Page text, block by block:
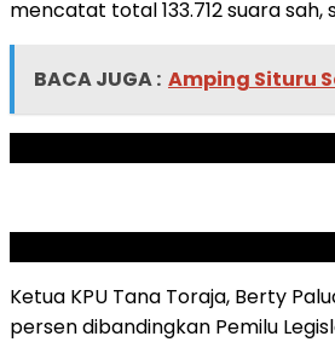
mencatat total 133.712 suara sah,
BACA JUGA : Amping Situru
Ketua KPU Tana Toraja, Berty
persen dibandingkan Pemilu